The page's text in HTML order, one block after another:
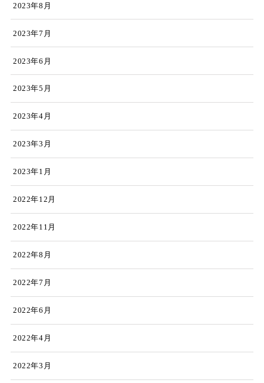
2023年8月
2023年7月
2023年6月
2023年5月
2023年4月
2023年3月
2023年1月
2022年12月
2022年11月
2022年8月
2022年7月
2022年6月
2022年4月
2022年3月